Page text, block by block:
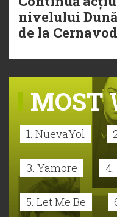
nivelului
de la
MOST
1. NuevaYol
3. Yamore
5. Let Me Be